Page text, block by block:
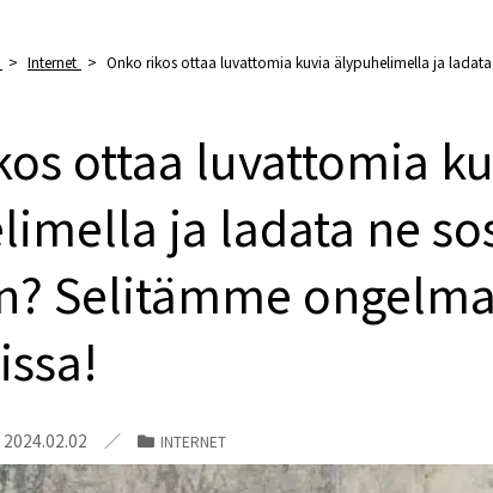
> Internet > Onko rikos ottaa luvattomia kuvia älypuhelimella ja
ottaa luvattomia
ja ladata ne
Selitämme
2024.02.02 INTERNET